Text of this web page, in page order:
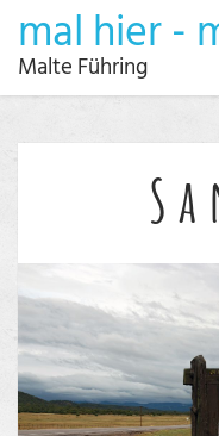
mal hier -
Malte Führing